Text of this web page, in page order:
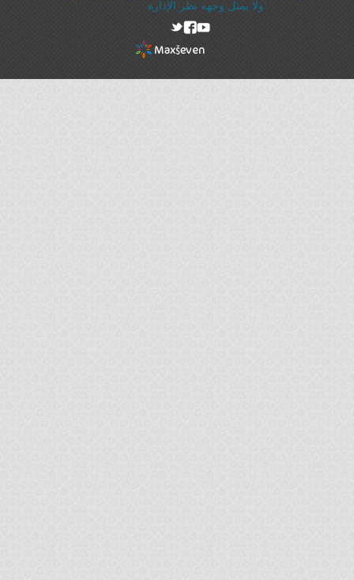
ولا يمثل وجهه نظر الإدارة